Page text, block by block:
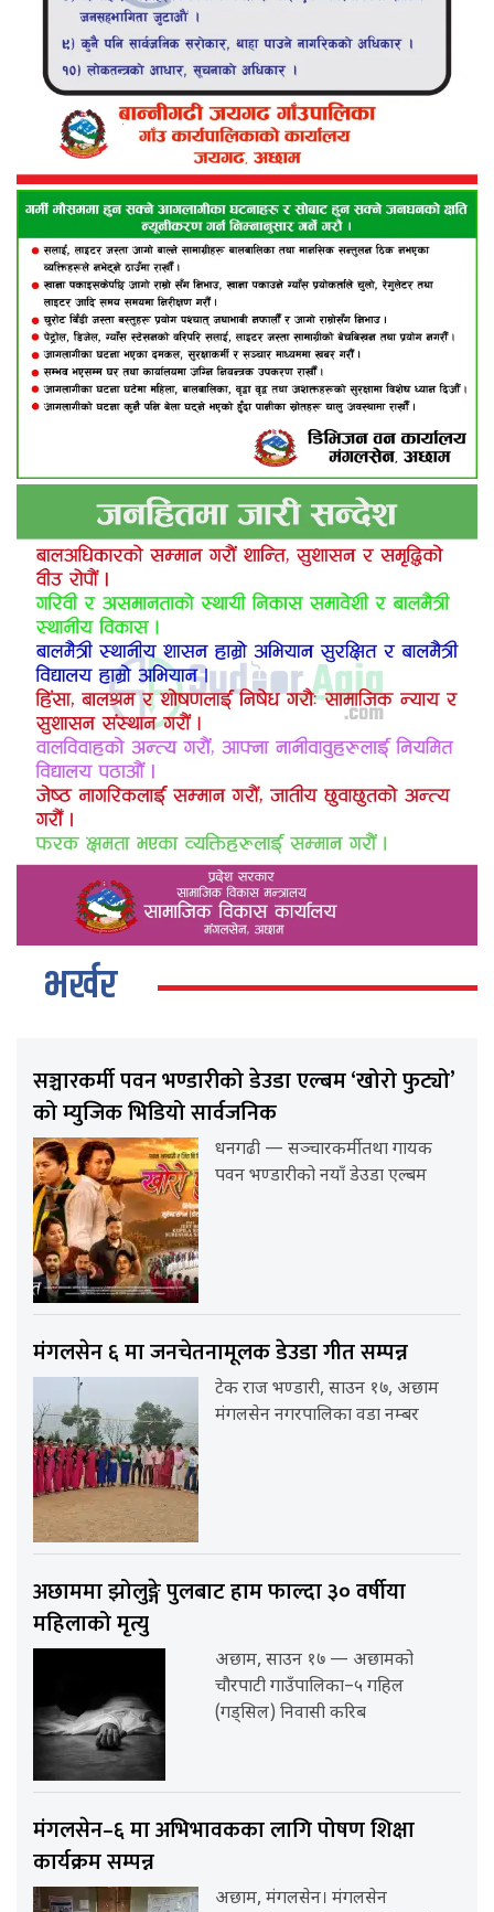
भर्खर
सञ्चारकर्मी पवन भण्डारीको डेउडा एल्बम ‘खोरो फुट्यो’
को म्युजिक भिडियो सार्वजनिक
धनगढी — सञ्चारकर्मी तथा गायक
पवन भण्डारीको नयाँ डेउडा एल्बम
मंगलसेन ६ मा जनचेतनामूलक डेउडा गीत सम्पन्न
टेक राज भण्डारी, साउन १७, अछाम
मंगलसेन नगरपालिका वडा नम्बर
अछाममा झोलुङ्गे पुलबाट हाम फाल्दा ३० वर्षीया
महिलाको मृत्यु
अछाम, साउन १७ — अछामको
चौरपाटी गाउँपालिका–५ गहिल
(गड्सिल) निवासी करिब
मंगलसेन–६ मा अभिभावकका लागि पोषण शिक्षा
कार्यक्रम सम्पन्न
अछाम, मंगलसेन। मंगलसेन